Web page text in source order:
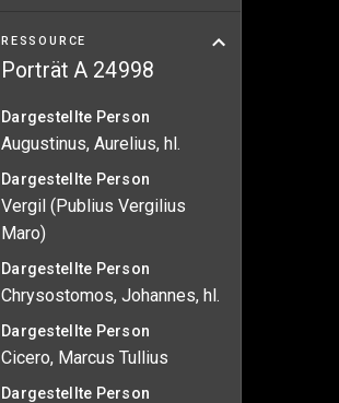
RESSOURCE
Porträt A 24998
Dargestellte Person
Augustinus, Aurelius, hl.
Dargestellte Person
Vergil (Publius Vergilius
Maro)
Dargestellte Person
Chrysostomos, Johannes, hl.
Dargestellte Person
Cicero, Marcus Tullius
Dargestellte Person